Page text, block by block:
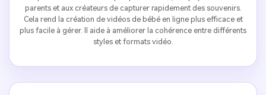
parents et aux créateurs de capturer rapidement des souvenirs.
Cela rend la création de vidéos de bébé en ligne plus efficace et
plus facile à gérer. Il aide à améliorer la cohérence entre différents
styles et formats vidéo.